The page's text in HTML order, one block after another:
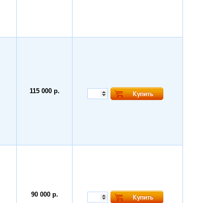
115 000 р.
90 000 р.